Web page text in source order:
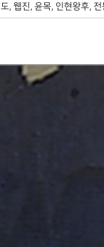
, 웹진, 윤목, 인현왕후, 전